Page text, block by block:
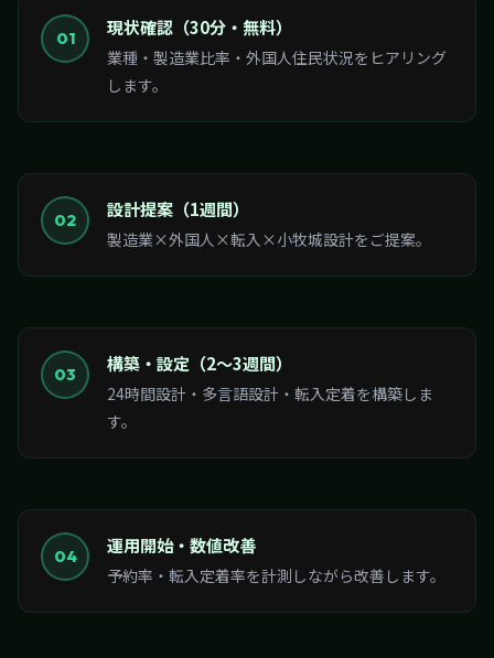
01 現状確認（30分・無料）
業種・製造業比率・外国人住民状況をヒアリング
します。
02 設計提案（1週間）
製造業×外国人×転入×小牧城設計をご提案。
03 構築・設定（2〜3週間）
24時間設計・多言語設計・転入定着を構築しま
す。
04 運用開始・数値改善
予約率・転入定着率を計測しながら改善します。